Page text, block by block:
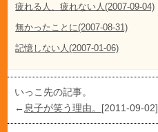
疲れる人、疲れない人(2007-09-04)
無かったことに(2007-08-31)
記憶しない人(2007-01-06)
いっこ先の記事。
←息子が笑う理由。 [2011-09-02]